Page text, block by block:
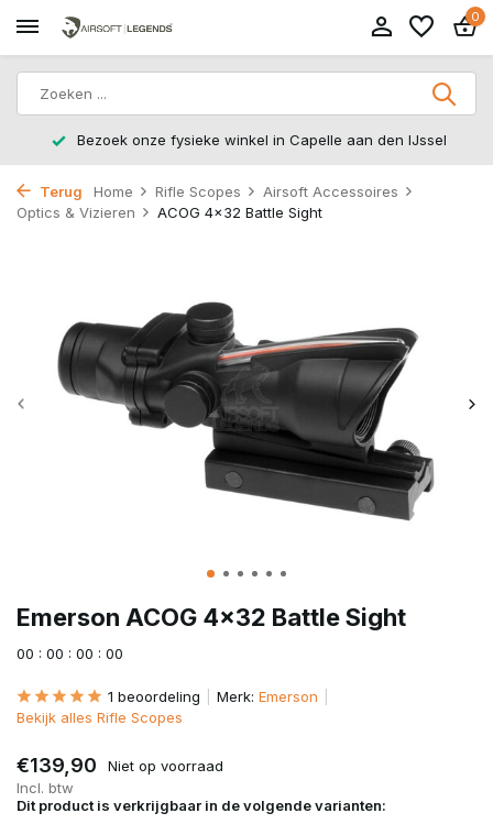
0
Bezoek onze fysieke winkel in Capelle aan den IJssel
Terug Home Rifle Scopes
Airsoft Accessoires
Optics & Vizieren
ACOG 4x32 Battle Sight
Emerson ACOG 4x32 Battle Sight
00 : 00 : 00 : 00
1 beoordeling Merk: Emerson
Bekijk alles Rifle Scopes
€139,90
Niet op voorraad
Incl. btw
Dit product is verkrijgbaar in de volgende varianten: